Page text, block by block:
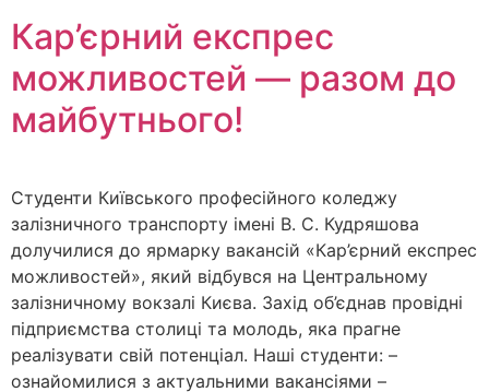
Кар’єрний експрес
можливостей — разом до
майбутнього!
Студенти Київського професійного коледжу
залізничного транспорту імені В. С. Кудряшова
долучилися до ярмарку вакансій «Кар’єрний експрес
можливостей», який відбувся на Центральному
залізничному вокзалі Києва. Захід об’єднав провідні
підприємства столиці та молодь, яка прагне
реалізувати свій потенціал. Наші студенти: –
ознайомилися з актуальними вакансіями –